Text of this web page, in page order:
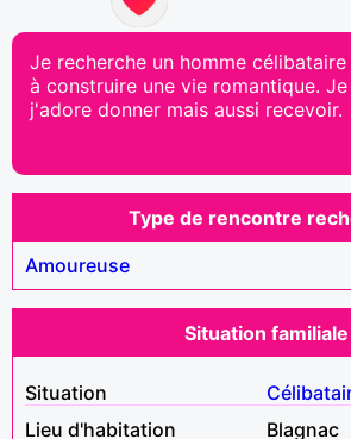
Je recherche un homme
à construire une vie romantique.
j'adore donner mais aussi recevoir.
Type de rencontre
Amoureuse
Situation familiale
Situation
Lieu d'habitation
Blagnac